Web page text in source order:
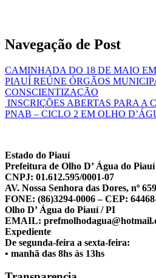
Navegação de Post
CAMINHADA DO 18 DE MAIO
PIAUÍ REÚNE ÓRGÃOS
CONSCIENTIZAÇÃO
INSCRIÇÕES ABERTAS PARA A
PNAB – CICLO 2 EM OLHO
Estado do Piauí
Prefeitura de Olho D’ Água do
CNPJ: 01.612.595/0001-07
AV. Nossa Senhora das Dores, nº 659
FONE: (86)3294-0006 – CEP:
Olho D’ Água do Piauí / PI
EMAIL:
Expediente
De segunda-feira a sexta-feira:
• manhã das 8hs às 13hs